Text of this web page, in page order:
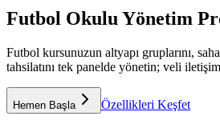
Futbol Okulu Yönetim
Futbol kursunuzun altyapı gruplarını,
tahsilatını tek panelde yönetin; veli
Hemen Başla Özellikleri Keşfet